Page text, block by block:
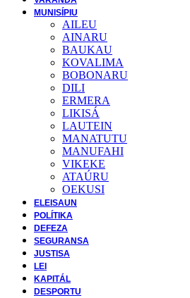
MUNISÍPIU
AILEU
AINARU
BAUKAU
KOVALIMA
BOBONARU
DILI
ERMERA
LIKISÁ
LAUTEIN
MANATUTU
MANUFAHI
VIKEKE
ATAÚRU
OEKUSI
ELEISAUN
POLÍTIKA
DEFEZA
SEGURANSA
JUSTISA
LEI
KAPITÁL
DESPORTU